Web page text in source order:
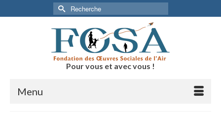
Rechercher :
Pour vous et avec vous !
Menu